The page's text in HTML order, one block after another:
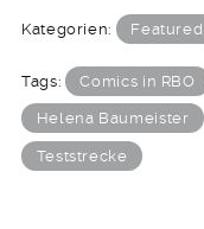
Kategorien: Featured
Tags: Comics in RBO
Helena Baumeister
Teststrecke